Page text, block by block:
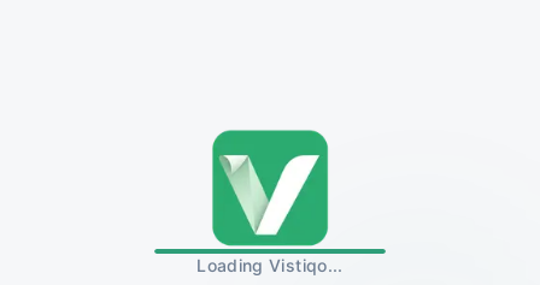
Loading Vistiqo...